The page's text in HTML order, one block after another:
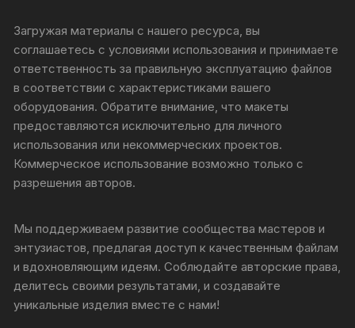
Загружая материалы с нашего ресурса, вы
соглашаетесь с условиями использования и принимаете
ответственность за правильную эксплуатацию файлов
в соответствии с характеристиками вашего
оборудования. Обратите внимание, что макеты
предоставляются исключительно для личного
использования или некоммерческих проектов.
Коммерческое использование возможно только с
разрешения авторов.
Мы поддерживаем развитие сообщества мастеров и
энтузиастов, предлагая доступ к качественным файлам
и вдохновляющим идеям. Соблюдайте авторские права,
делитесь своими результатами, и создавайте
уникальные изделия вместе с нами!